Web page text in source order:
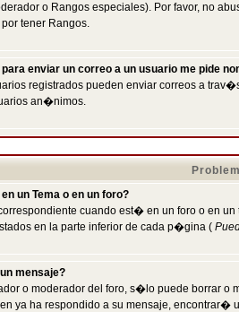
o Rangos especiales). Por favor, no
tener Rangos.
enviar un correo a un usuario me pide
registrados pueden enviar correos a
an�nimos.
un Tema o en un foro?
cuando est� en un foro o en
en la parte inferior de cada p�gina (
mensaje?
o moderador del foro, s�lo puede borrar o
ya ha respondido a su mensaje, encontrar�